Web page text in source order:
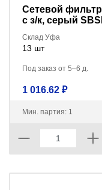
Сетевой фильтр
с з/к, серый
Склад Уфа
13 шт
Под заказ от 5–6 д.
1 016.62 ₽
Мин. партия: 1